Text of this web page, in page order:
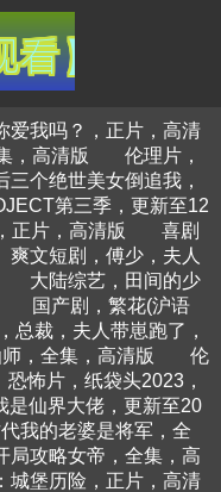
爱我吗？，正片，高清
，高清版
伦理片，
三个绝世美女倒追我，
第三季，更新至12
正片，高清版
喜剧
爽文短剧，傅少，夫人
大陆综艺，田间的少
国产剧，繁花(沪语
总裁，夫人带崽跑了，
，全集，高清版
伦
恐怖片，纸袋头2023，
是仙界大佬，更新至20
我的老婆是将军，全
局攻略女帝，全集，高
城堡历险，正片，高清